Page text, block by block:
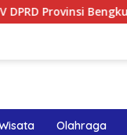
Bengkulu
Olahraga